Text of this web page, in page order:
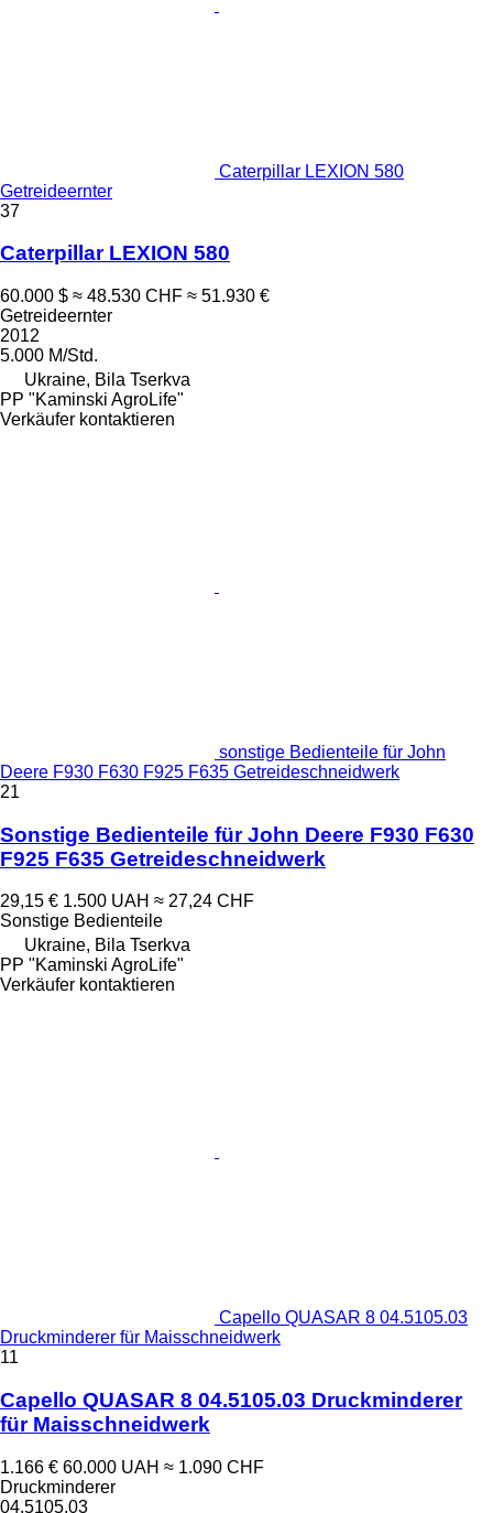
Caterpillar LEXION 580
Getreideernter
37
Caterpillar LEXION 580
60.000 $ ≈ 48.530 CHF ≈ 51.930 €
Getreideernter
2012
5.000 M/Std.
Ukraine, Bila Tserkva
PP "Kaminski AgroLife"
Verkäufer kontaktieren
sonstige Bedienteile für John
Deere F930 F630 F925 F635 Getreideschneidwerk
21
Sonstige Bedienteile für John Deere F930 F630
F925 F635 Getreideschneidwerk
29,15 € 1.500 UAH ≈ 27,24 CHF
Sonstige Bedienteile
Ukraine, Bila Tserkva
PP "Kaminski AgroLife"
Verkäufer kontaktieren
Capello QUASAR 8 04.5105.03
Druckminderer für Maisschneidwerk
11
Capello QUASAR 8 04.5105.03 Druckminderer
für Maisschneidwerk
1.166 € 60.000 UAH ≈ 1.090 CHF
Druckminderer
04.5105.03